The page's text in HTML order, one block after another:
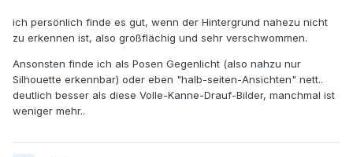
ich persönlich finde es gut, wenn der Hintergrund nahezu nicht
zu erkennen ist, also großflächig und sehr verschwommen.
Ansonsten finde ich als Posen Gegenlicht (also nahzu nur
Silhouette erkennbar) oder eben "halb-seiten-Ansichten" nett..
deutlich besser als diese Volle-Kanne-Drauf-Bilder, manchmal ist
weniger mehr..